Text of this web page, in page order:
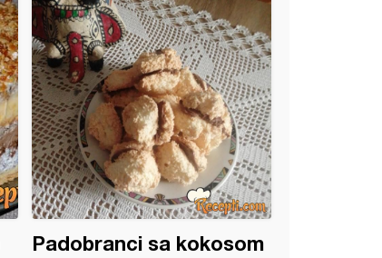
Padobranci sa kokosom